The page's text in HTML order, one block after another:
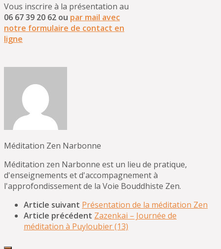
Vous inscrire à la présentation au
06 67 39 20 62 ou par mail avec
notre formulaire de contact en
ligne
Méditation Zen Narbonne
Méditation zen Narbonne est un lieu de pratique,
d'enseignements et d'accompagnement à
l'approfondissement de la Voie Bouddhiste Zen.
Article suivant Présentation de la méditation Zen
Article précédent Zazenkai – Journée de
méditation à Puyloubier (13)